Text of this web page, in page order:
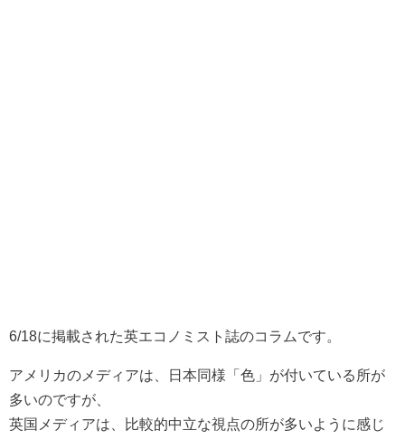
6/18に掲載された英エコノミスト誌のコラムです。
アメリカのメディアは、日本同様「色」が付いている所が
多いのですが、
英国メディアは、比較的中立な視点の所が多いように感じ